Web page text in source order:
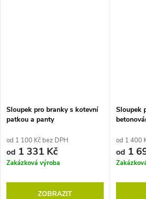
Sloupek pro branky s kotevní
patkou a panty
od 1 100 Kč bez DPH
od 1 331 Kč
Zakázková výroba
ZOBRAZIT
Sloupek
od 1 400
od 1